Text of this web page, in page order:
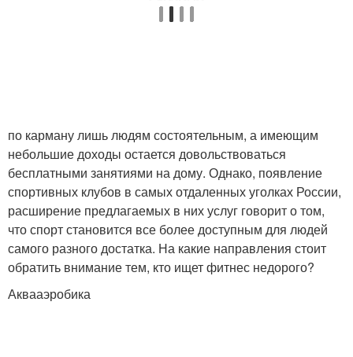
по карману лишь людям состоятельным, а имеющим
небольшие доходы остается довольствоваться
бесплатными занятиями на дому. Однако, появление
спортивных клубов в самых отдаленных уголках России,
расширение предлагаемых в них услуг говорит о том,
что спорт становится все более доступным для людей
самого разного достатка. На какие направления стоит
обратить внимание тем, кто ищет фитнес недорого?
Аквааэробика